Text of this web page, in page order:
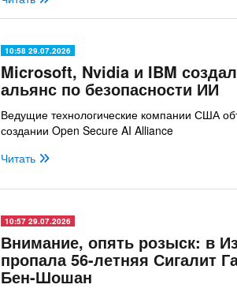
10:58 29.07.2026
Microsoft, Nvidia и IBM
альянс по безопасности ИИ
Ведущие технологические компании США
создании Open Secure AI Alliance
Читать
10:57 29.07.2026
Внимание, опять розыск: в
пропала 56-летняя Сигалит
Бен-Шошан